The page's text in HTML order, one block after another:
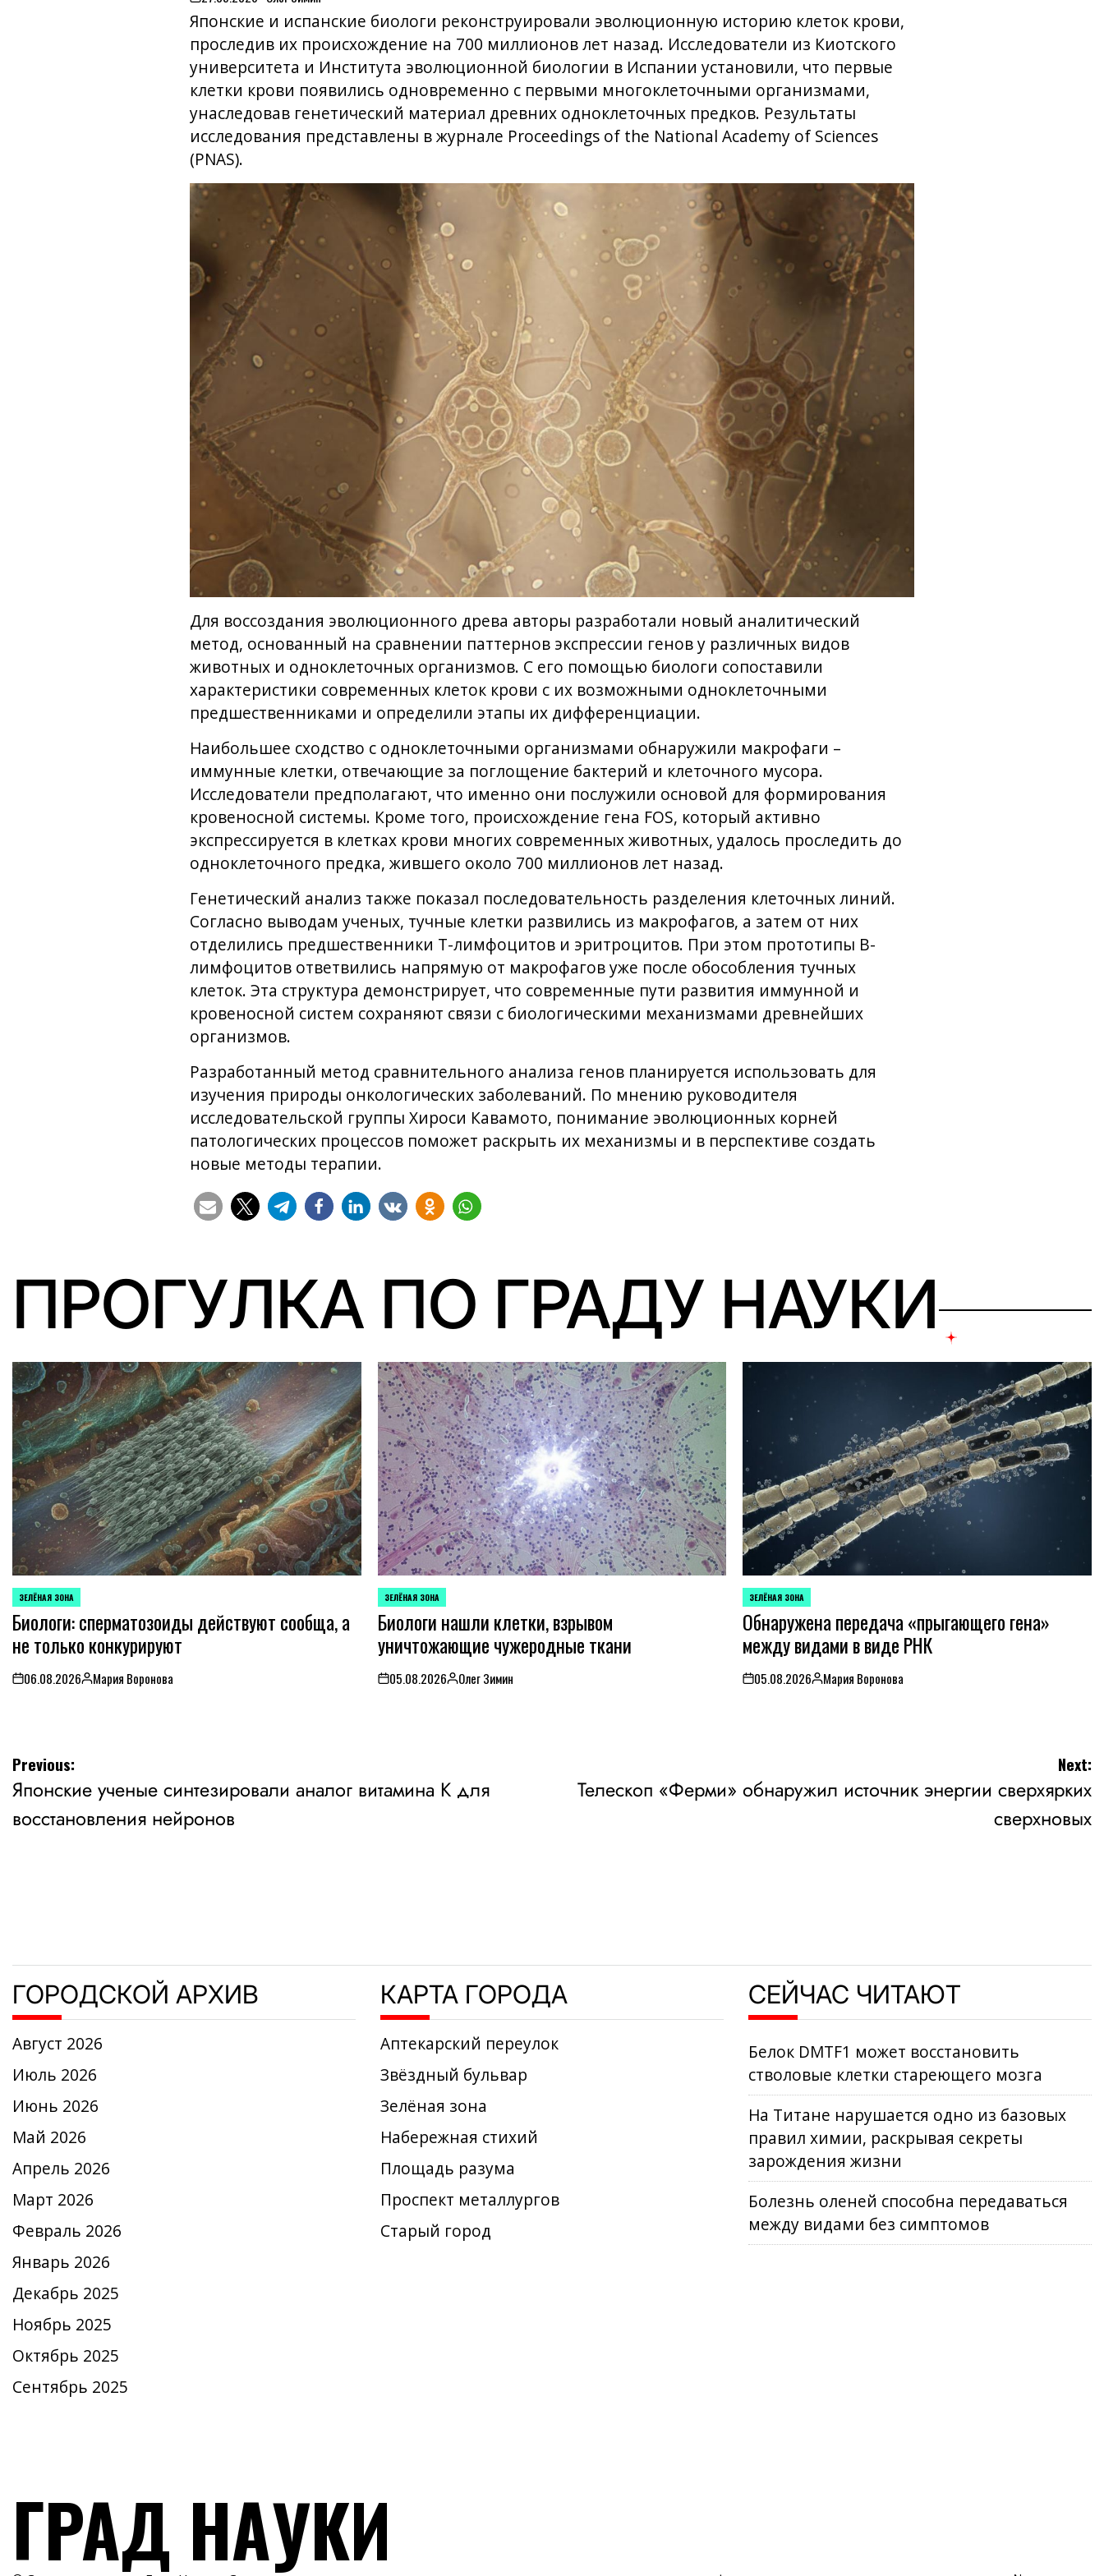
on
Японские и испанские биологи реконструировали эволюционную историю клеток крови,
проследив их происхождение на 700 миллионов лет назад. Исследователи из Киотского
университета и Института эволюционной биологии в Испании установили, что первые
клетки крови появились одновременно с первыми многоклеточными организмами,
унаследовав генетический материал древних одноклеточных предков. Результаты
исследования представлены в журнале Proceedings of the National Academy of Sciences
(PNAS).
Для воссоздания эволюционного древа авторы разработали новый аналитический
метод, основанный на сравнении паттернов экспрессии генов у различных видов
животных и одноклеточных организмов. С его помощью биологи сопоставили
характеристики современных клеток крови с их возможными одноклеточными
предшественниками и определили этапы их дифференциации.
Наибольшее сходство с одноклеточными организмами обнаружили макрофаги –
иммунные клетки, отвечающие за поглощение бактерий и клеточного мусора.
Исследователи предполагают, что именно они послужили основой для формирования
кровеносной системы. Кроме того, происхождение гена FOS, который активно
экспрессируется в клетках крови многих современных животных, удалось проследить до
одноклеточного предка, жившего около 700 миллионов лет назад.
Генетический анализ также показал последовательность разделения клеточных линий.
Согласно выводам ученых, тучные клетки развились из макрофагов, а затем от них
отделились предшественники Т-лимфоцитов и эритроцитов. При этом прототипы В-
лимфоцитов ответвились напрямую от макрофагов уже после обособления тучных
клеток. Эта структура демонстрирует, что современные пути развития иммунной и
кровеносной систем сохраняют связи с биологическими механизмами древнейших
организмов.
Разработанный метод сравнительного анализа генов планируется использовать для
изучения природы онкологических заболеваний. По мнению руководителя
исследовательской группы Хироси Кавамото, понимание эволюционных корней
патологических процессов поможет раскрыть их механизмы и в перспективе создать
новые методы терапии.
ПРОГУЛКА ПО ГРАДУ НАУКИ
POSTED
IN
ЗЕЛЁНАЯ ЗОНА
Биологи: сперматозоиды действуют сообща, а
не только конкурируют
on06.08.2026Posted
Мария Воронова
POSTED
IN
ЗЕЛЁНАЯ ЗОНА
Биологи нашли клетки, взрывом
уничтожающие чужеродные ткани
on05.08.2026Posted
Олег Зимин
POSTED
IN
ЗЕЛЁНАЯ ЗОНА
Обнаружена передача «прыгающего гена»
между видами в виде РНК
on05.08.2026Posted
Мария Воронова
Навигация
по
записям
Previous:
Японские ученые синтезировали аналог витамина К для
восстановления нейронов
Next:
Телескоп «Ферми» обнаружил источник энергии сверхярких
сверхновых
ГОРОДСКОЙ АРХИВ
Август 2026
Июль 2026
Июнь 2026
Май 2026
Апрель 2026
Март 2026
Февраль 2026
Январь 2026
Декабрь 2025
Ноябрь 2025
Октябрь 2025
Сентябрь 2025
КАРТА ГОРОДА
Аптекарский переулок
Звёздный бульвар
Зелёная зона
Набережная стихий
Площадь разума
Проспект металлургов
Старый город
СЕЙЧАС ЧИТАЮТ
Белок DMTF1 может восстановить
стволовые клетки стареющего мозга
На Титане нарушается одно из базовых
правил химии, раскрывая секреты
зарождения жизни
Болезнь оленей способна передаваться
между видами без симптомов
ГРАД НАУКИ